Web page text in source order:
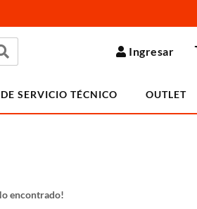
Ingresar
SERVICIO TÉCNICO OUTLET
encontrado!